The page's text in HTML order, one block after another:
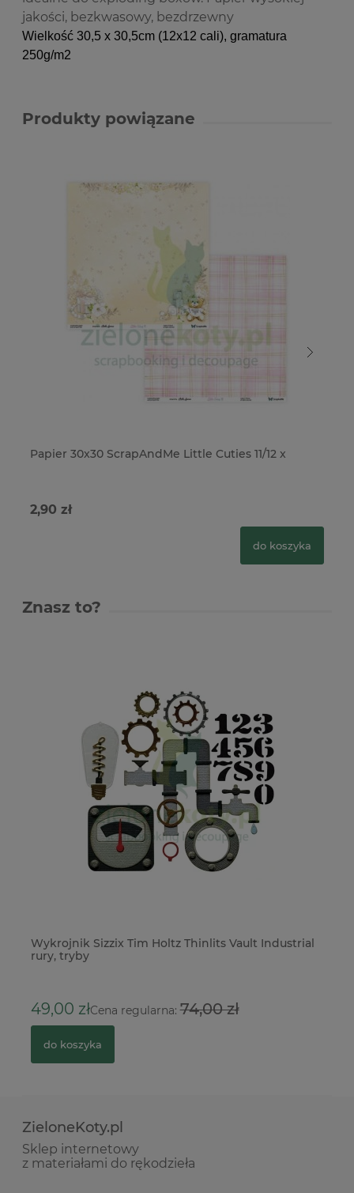
jakości, bezkwasowy, bezdrzewny
Wielkość 30,5 x 30,5cm (12x12 cali), gramatura
250g/m2
Produkty powiązane
Papier 30x30 ScrapAndMe Little Cuties 11/12 x
2,90 zł
do koszyka
Znasz to?
Wykrojnik Sizzix Tim Holtz Thinlits Vault Industrial
rury, tryby
49,00 złCena regularna:74,00 zł
do koszyka
ZieloneKoty.pl
Sklep internetowy
z materiałami do rękodzieła